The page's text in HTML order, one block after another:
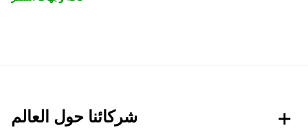
شركائنا حول العالم